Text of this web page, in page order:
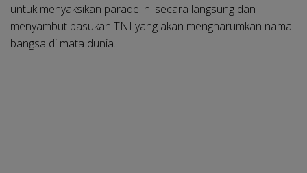
untuk menyaksikan parade ini secara langsung dan
menyambut pasukan TNI yang akan mengharumkan nama
bangsa di mata dunia.